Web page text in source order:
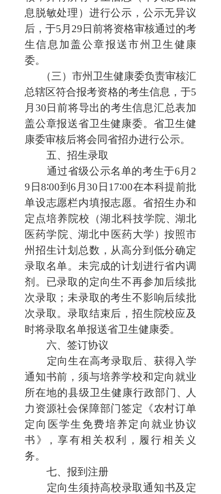
息脱敏处理） 进行公示， 公示无异议
后， 于5月 29 日前将资格审核通过的考
生信息加盖公章报送市州卫生健康
委。
（三）市州卫生健康委负责审核汇
总辖区符合报考资格的考生信息， 于5
月 30 日前将导出的考生信息汇总表加
盖公章报送省卫生健康委。省卫生健
康委审核后将会同省招办进行公示。
五、招生录取
通过省级公示名单的考生于6月 2
9 日 8∶00到 6 月 30 日 17∶00在本科提前批
单设志愿栏内填报志愿。省招生办和
定点培养院校
（湖北科技学院、 湖北
医药学院、湖北中医药大学 ） 按照市
州招生计划总数，从高分到低分确定
录取名单。未完成的计划进行省内调
剂。已录取的定向生不再参加后续批
次录取；未录取 的考生不影响后续批
次录取。录取结束后，招生院校应及
时将录取名单报送省卫生健康委。
六、签订协议
定向生在高考录取后、获得入学
通知书前，须与培养学校和定向就业
所在地的县级卫生健康行政部门 、
人
力资源社会保障部门签定《农村订单
定向医学生免费培养定向就业协议
书 》 ，享有相关权利 ，履行相关 义
务。
七、 报到注册
定向生须持高校录取通知书及定